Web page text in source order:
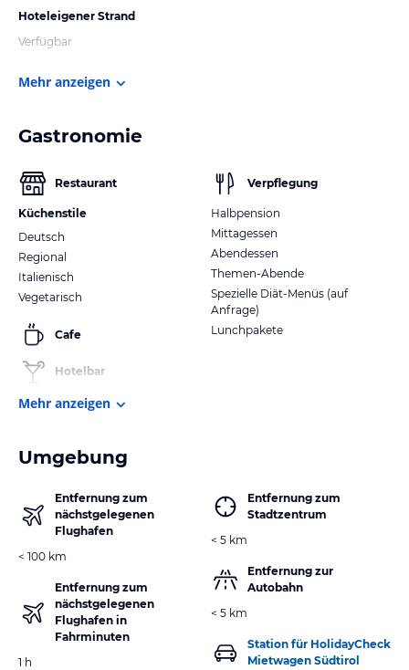
Hoteleigener Strand
Verfügbar
Mehr anzeigen
Gastronomie
Restaurant
Küchenstile
Deutsch
Regional
Italienisch
Vegetarisch
Cafe
Hotelbar
Verpflegung
Halbpension
Mittagessen
Abendessen
Themen-Abende
Spezielle Diät-Menüs (auf
Anfrage)
Lunchpakete
Mehr anzeigen
Umgebung
Entfernung zum
nächstgelegenen
Flughafen
< 100 km
Entfernung zum
nächstgelegenen
Flughafen in
Fahrminuten
1 h
Entfernung zum
Stadtzentrum
< 5 km
Entfernung zur
Autobahn
< 5 km
Station für HolidayCheck
Mietwagen Südtirol